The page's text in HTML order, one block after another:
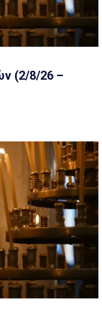
(2/8/26 –